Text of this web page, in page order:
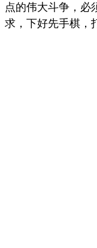
点的伟大斗争，必
求，下好先手棋，